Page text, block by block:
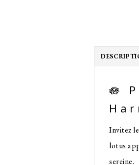
🪷
Invitez
lotus
sereine.